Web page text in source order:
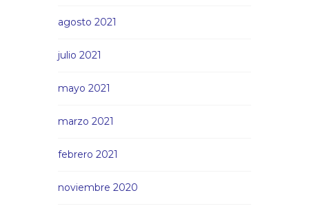
agosto 2021
julio 2021
mayo 2021
marzo 2021
febrero 2021
noviembre 2020